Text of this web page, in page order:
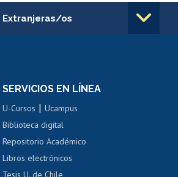
Extranjeras/os
Cursos de español
SERVICIOS EN LÍNEA
U-Cursos |Ucampus
Biblioteca digital
Repositorio Académico
Libros electrónicos
Tesis U. de Chile